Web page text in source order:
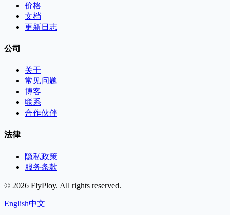
价格
文档
更新日志
公司
关于
常见问题
博客
联系
合作伙伴
法律
隐私政策
服务条款
© 2026 FlyPloy. All rights reserved.
English中文